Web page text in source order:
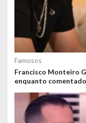
Famosos
Francisco Monteiro
enquanto